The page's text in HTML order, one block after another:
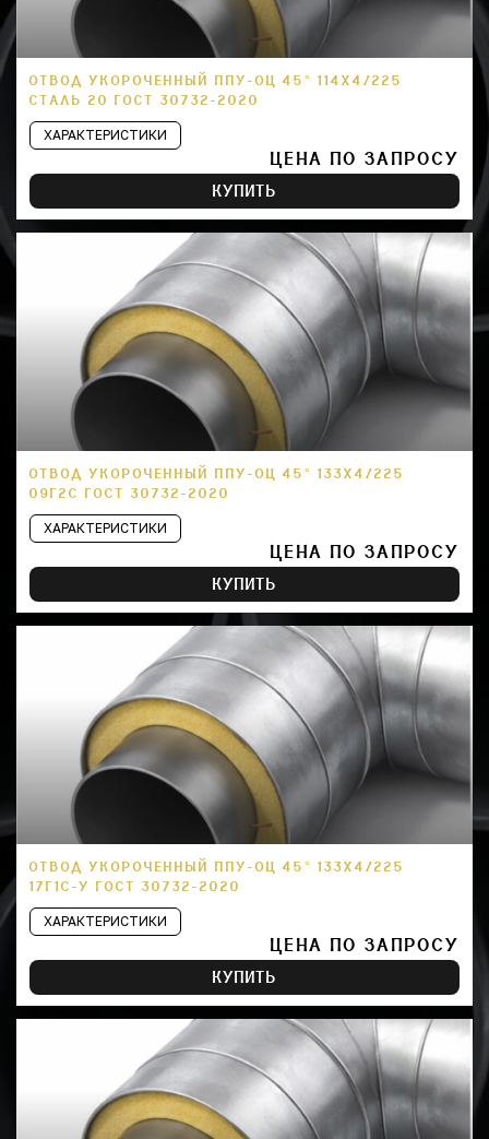
ОТВОД УКОРОЧЕННЫЙ ППУ-ОЦ 45° 114Х4/225
СТАЛЬ 20 ГОСТ 30732-2020
ХАРАКТЕРИСТИКИ
ЦЕНА ПО ЗАПРОСУ
КУПИТЬ
ОТВОД УКОРОЧЕННЫЙ ППУ-ОЦ 45° 133Х4/225
09Г2С ГОСТ 30732-2020
ХАРАКТЕРИСТИКИ
ЦЕНА ПО ЗАПРОСУ
КУПИТЬ
ОТВОД УКОРОЧЕННЫЙ ППУ-ОЦ 45° 133Х4/225
17Г1С-У ГОСТ 30732-2020
ХАРАКТЕРИСТИКИ
ЦЕНА ПО ЗАПРОСУ
КУПИТЬ